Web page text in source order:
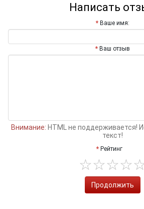
Написать
Ваше имя:
Ваш отзыв
Внимание: HTML не поддерживается!
текст!
Рейтинг
Продолжить